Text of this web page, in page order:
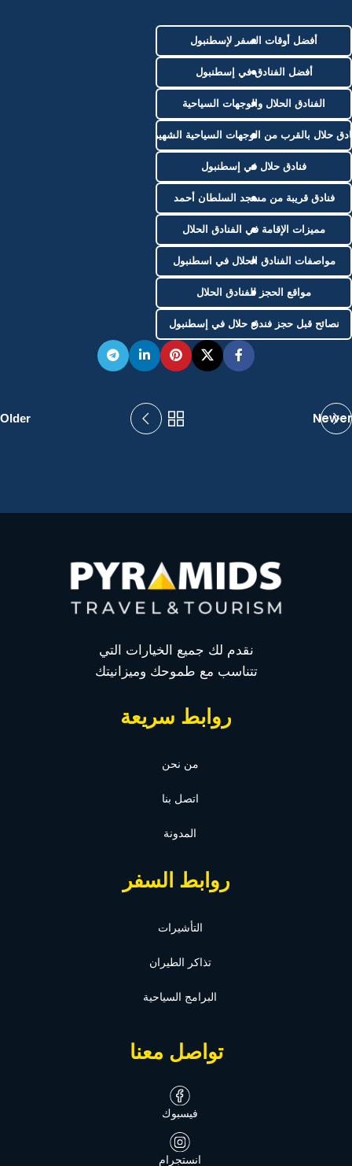
أفضل أوقات السفر لإسطنبول
أفضل الفنادق في إسطنبول
الفنادق الحلال والوجهات السياحية
حلال بالقرب من الوجهات السياحية الشهيرة
فنادق حلال في إسطنبول
فنادق قريبة من مسجد السلطان أحمد
مميزات الإقامة في الفنادق الحلال
مواصفات الفنادق الحلال في اسطنبول
مواقع الحجز للفنادق الحلال
نصائح قبل حجز فندق حلال في إسطنبول
Newer
Older
نقدم لك جميع الخيارات التي
تتناسب مع طموحك وميزانيتك
روابط سريعة
من نحن
اتصل بنا
المدونة
روابط السفر
التأشيرات
تذاكر الطيران
البرامج السياحية
تواصل معنا
فيسبوك
انستجرام